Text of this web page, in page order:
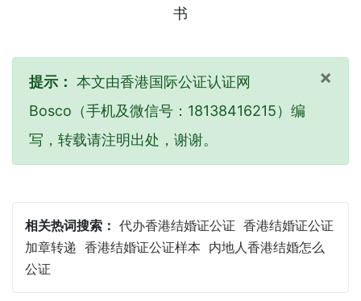
×
提示： 本文由香港国际公证认证网
Bosco（手机及微信号：18138416215）编
写，转载请注明出处，谢谢。
相关热词搜索： 代办香港结婚证公证 香港结婚证公证
加章转递 香港结婚证公证样本 内地人香港结婚怎么
公证